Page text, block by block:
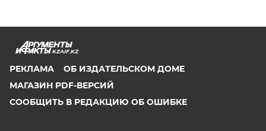
KZAIF.KZ
РЕКЛАМА
ОБ ИЗДАТЕЛЬСКОМ ДОМЕ
МАГАЗИН PDF-ВЕРСИЙ
СООБЩИТЬ В РЕДАКЦИЮ ОБ ОШИБКЕ